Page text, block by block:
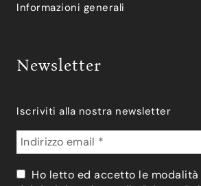
Informazioni generali
Newsletter
Iscriviti alla nostra newsletter
Ho letto ed accetto le